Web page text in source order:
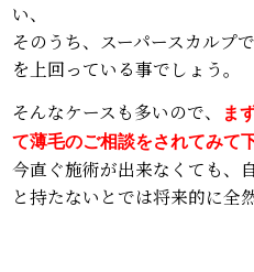
い、
そのうち、スーパースカルプ
を上回っている事でしょう。
そんなケースも多いので、
ま
て薄毛のご相談をされてみて
今直ぐ施術が出来なくても、
と持たないとでは将来的に全